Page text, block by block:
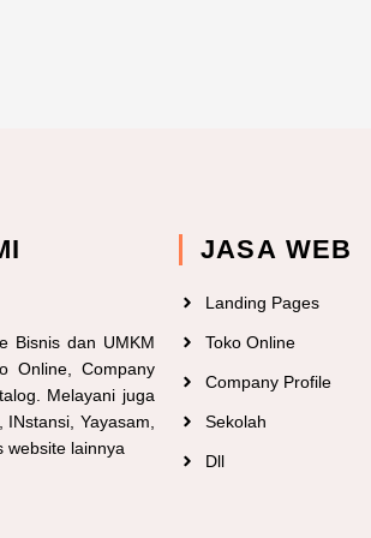
Bisnis dan UMKM
Online, Company
Melayani juga
Yayasam,
website lainnya
JASA WEB
Landing Pages
Toko Online
Company Profile
Sekolah
Dll